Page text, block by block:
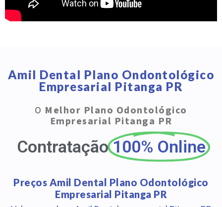
Amil Dental Plano Ondontológico
Empresarial Pitanga PR
O Melhor Plano Odontológico
Empresarial Pitanga PR
Contratação 100% Online
Preços Amil Dental Plano Odontológico
Empresarial Pitanga PR